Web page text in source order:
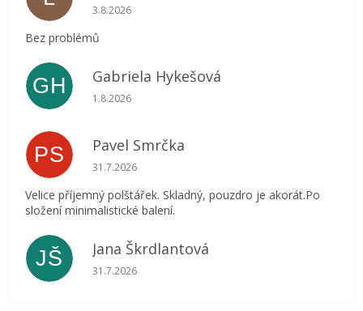
Hodnocení obchodu je 5 z 5 hvězdiček.
3.8.2026
Bez problémů
GH Gabriela Hykešová
Hodnocení obchodu je 5 z 5 hvězdiček.
1.8.2026
PS Pavel Smrčka
Hodnocení obchodu je 5 z 5 hvězdiček.
31.7.2026
Velice příjemný polštářek. Skladný, pouzdro je akorát.Po
složení minimalistické balení.
JŠ Jana Škrdlantová
Hodnocení obchodu je 5 z 5 hvězdiček.
31.7.2026